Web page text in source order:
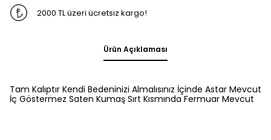
2000 TL üzeri ücretsiz kargo!
Ürün Açıklaması
Tam Kalıptır Kendi Bedeninizi Almalısınız İçinde Astar Mevcut
İç Göstermez Saten Kumaş Sırt Kısmında Fermuar Mevcut